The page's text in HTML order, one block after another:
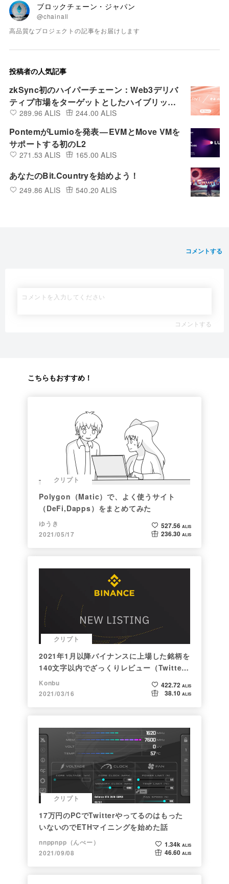
ブロックチェーン・ジャパン
@chainall
高品質なプロジェクトの記事をお届けします
投稿者の人気記事
zkSync初のハイパーチェーン：Web3デリバ
ティブ市場をターゲットとしたハイブリッド
取引所『GRVT』
289.96 ALIS 244.00 ALIS
PontemがLumioを発表 — EVMとMove VMを
サポートする初のL2
271.53 ALIS 165.00 ALIS
あなたのBit.Countryを始めよう！
249.86 ALIS 540.20 ALIS
コメントする
コメントする
こちらもおすすめ！
クリプト
Polygon（Matic）で、よく使うサイト
（DeFi,Dapps）をまとめてみた
ゆうき
2021/05/17
527.56 ALIS
236.30 ALIS
クリプト
2021年1月以降バイナンスに上場した銘柄を
140文字以内でざっくりレビュー（Twitter
向け情報まとめ）
Konbu
2021/03/16
422.72 ALIS
38.10 ALIS
クリプト
17万円のPCでTwitterやってるのはもった
いないのでETHマイニングを始めた話
nnppnpp（んぺー）
2021/09/08
1.34k ALIS
46.60 ALIS